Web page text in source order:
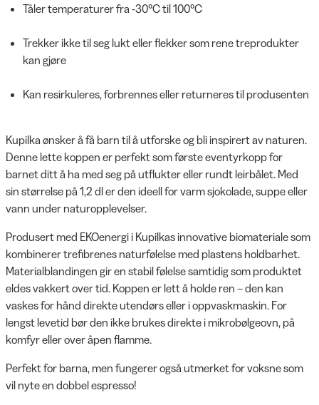
Tåler temperaturer fra -30°C til 100°C
Trekker ikke til seg lukt eller flekker som rene treprodukter
kan gjøre
Kan resirkuleres, forbrennes eller returneres til produsenten
Kupilka ønsker å få barn til å utforske og bli inspirert av naturen.
Denne lette koppen er perfekt som første eventyrkopp for
barnet ditt å ha med seg på utflukter eller rundt leirbålet. Med
sin størrelse på 1,2 dl er den ideell for varm sjokolade, suppe eller
vann under naturopplevelser.
Produsert med EKOenergi i Kupilkas innovative biomateriale som
kombinerer trefibrenes naturfølelse med plastens holdbarhet.
Materialblandingen gir en stabil følelse samtidig som produktet
eldes vakkert over tid. Koppen er lett å holde ren – den kan
vaskes for hånd direkte utendørs eller i oppvaskmaskin. For
lengst levetid bør den ikke brukes direkte i mikrobølgeovn, på
komfyr eller over åpen flamme.
Perfekt for barna, men fungerer også utmerket for voksne som
vil nyte en dobbel espresso!